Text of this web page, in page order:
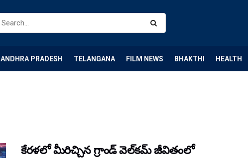
ANDHRA PRADESH TELANGANA FILM NEWS BHAKTHI HEALTH
కేరళలో మీరిచ్చిన గ్రాండ్‌ వెల్‌కమ్‌ జీవితంలో